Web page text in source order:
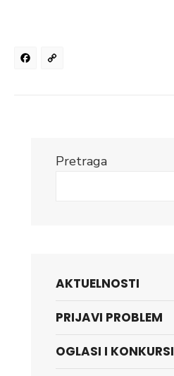
Facebook
Pretraga
AKTUELNOSTI
PRIJAVI PROBLEM
OGLASI I KONKURSI